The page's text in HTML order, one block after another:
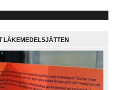
LÄKEMEDELSJÄTTEN